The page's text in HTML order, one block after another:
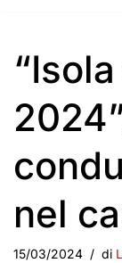
nel
15/03/2024 di